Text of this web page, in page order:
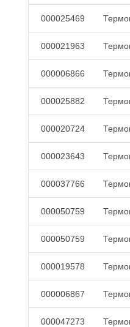
000025469
000021963
000006866
000025882
000020724
000023643
000037766
000050759
000050759
000019578
000006867
000047273